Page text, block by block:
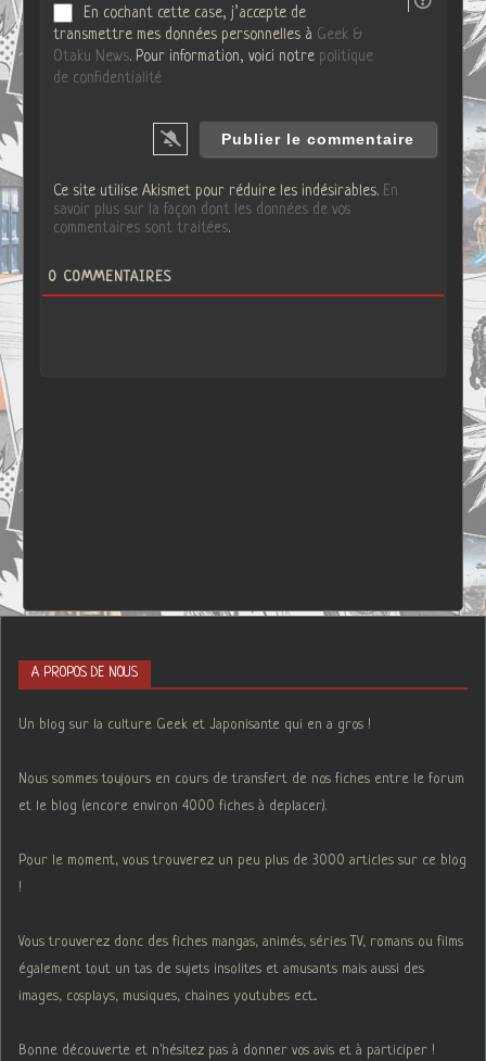
En cochant cette case, j’accepte de
transmettre mes données personnelles à Geek &
Otaku News. Pour information, voici notre politique
de confidentialité
Ce site utilise Akismet pour réduire les indésirables. En
savoir plus sur la façon dont les données de vos
commentaires sont traitées.
0 COMMENTAIRES
A PROPOS DE NOUS
Un blog sur la culture Geek et Japonisante qui en a gros !
Nous sommes toujours en cours de transfert de nos fiches entre le forum
et le blog (encore environ 4000 fiches à deplacer).
Pour le moment, vous trouverez un peu plus de 3000 articles sur ce blog
!
Vous trouverez donc des fiches mangas, animés, séries TV, romans ou films
également tout un tas de sujets insolites et amusants mais aussi des
images, cosplays, musiques, chaines youtubes ect...
Bonne découverte et n'hésitez pas à donner vos avis et à participer !